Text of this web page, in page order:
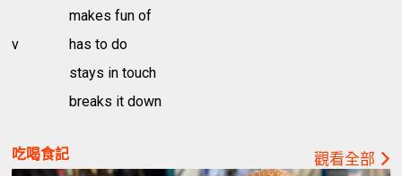
makes fun of
v
has to do
stays in touch
breaks it down
吃喝食記 觀看全部